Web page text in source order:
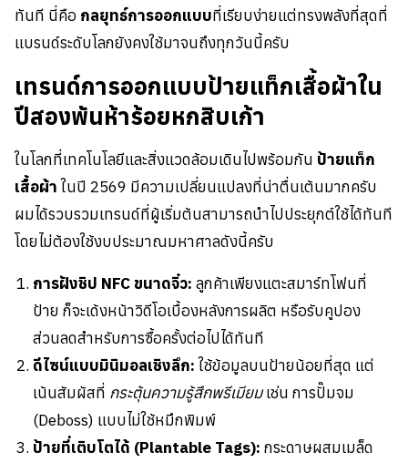
ทันที นี่คือ กลยุทธ์การออกแบบที่เรียบง่ายแต่ทรงพลังที่สุดที่
แบรนด์ระดับโลกยังคงใช้มาจนถึงทุกวันนี้ครับ
เทรนด์การออกแบบป้ายแท็กเสื้อผ้าใน
ปีสองพันห้าร้อยหกสิบเก้า
ในโลกที่เทคโนโลยีและสิ่งแวดล้อมเดินไปพร้อมกัน ป้ายแท็ก
เสื้อผ้าในปี 2569 มีความเปลี่ยนแปลงที่น่าตื่นเต้นมากครับ
ผมได้รวบรวมเทรนด์ที่ผู้เริ่มต้นสามารถนำไปประยุกต์ใช้ได้ทันที
โดยไม่ต้องใช้งบประมาณมหาศาลดังนี้ครับ
การฝังชิป NFC ขนาดจิ๋ว: ลูกค้าเพียงแตะสมาร์ทโฟนที่
ป้าย ก็จะเด้งหน้าวิดีโอเบื้องหลังการผลิต หรือรับคูปอง
ส่วนลดสำหรับการซื้อครั้งต่อไปได้ทันที
ดีไซน์แบบมินิมอลเชิงลึก:ใช้ข้อมูลบนป้ายน้อยที่สุด แต่
เน้นสัมผัสที่ กระตุ้นความรู้สึกพรีเมียมเช่น การปั๊มจม
(Deboss) แบบไม่ใช้หมึกพิมพ์
ป้ายที่เติบโตได้ (Plantable Tags): กระดาษผสมเมล็ด